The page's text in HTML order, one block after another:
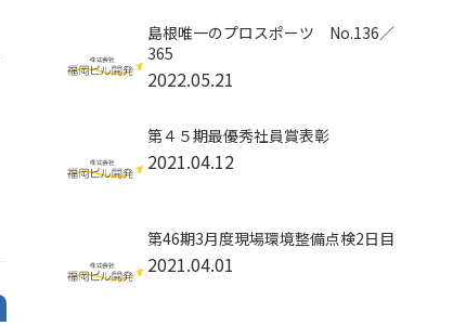
島根唯一のプロスポーツ No.136／
365
2022.05.21
第４５期最優秀社員賞表彰
2021.04.12
第46期3月度現場環境整備点検2日目
2021.04.01